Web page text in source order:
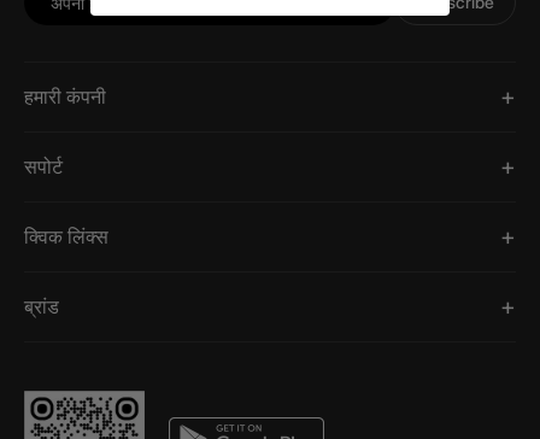
हमारी कंपनी
सपोर्ट
क्विक लिंक्स
ब्रांड